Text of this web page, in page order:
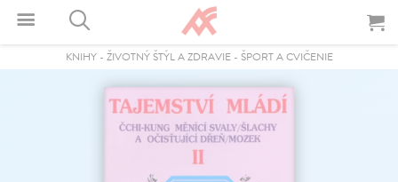
KNIHY- ŽIVOTNÝ ŠTÝL A ZDRAVIE- ŠPORT A CVIČENIE